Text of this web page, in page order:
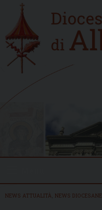
content
Home
new
NEWS ATTUALITÀ NEWS DIOCESANE